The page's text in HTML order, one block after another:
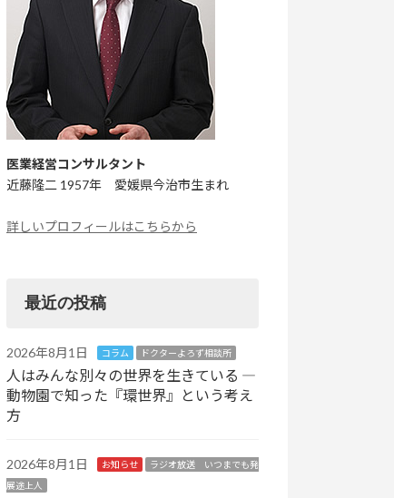
医業経営コンサルタント
近藤隆二 1957年 愛媛県今治市生まれ
詳しいプロフィールはこちらから
最近の投稿
2026年8月1日 コラム ドクターよろず相談所
人はみんな別々の世界を生きている ―
動物園で知った『環世界』という考え
方
2026年8月1日 お知らせ
ラジオ放送 いつまでも発
展途上人